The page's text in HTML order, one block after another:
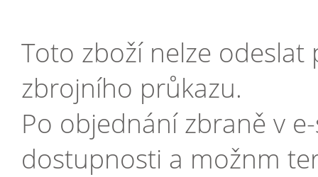
Toto zboží nelze
zbrojního průkazu.
Po objednání zbraně v
dostupnosti a možnm